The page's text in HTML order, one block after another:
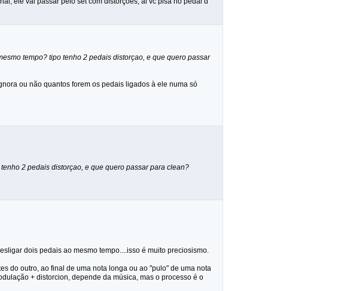
tempo? tipo tenho 2 pedais distorçao, e que quero passar
ou não quantos forem os pedais ligados à ele numa só
2 pedais distorçao, e que quero passar para clean?
dois pedais ao mesmo tempo....isso é muito preciosismo.
do outro, ao final de uma nota longa ou ao "pulo" de uma nota
+ distorcion, depende da música, mas o processo é o